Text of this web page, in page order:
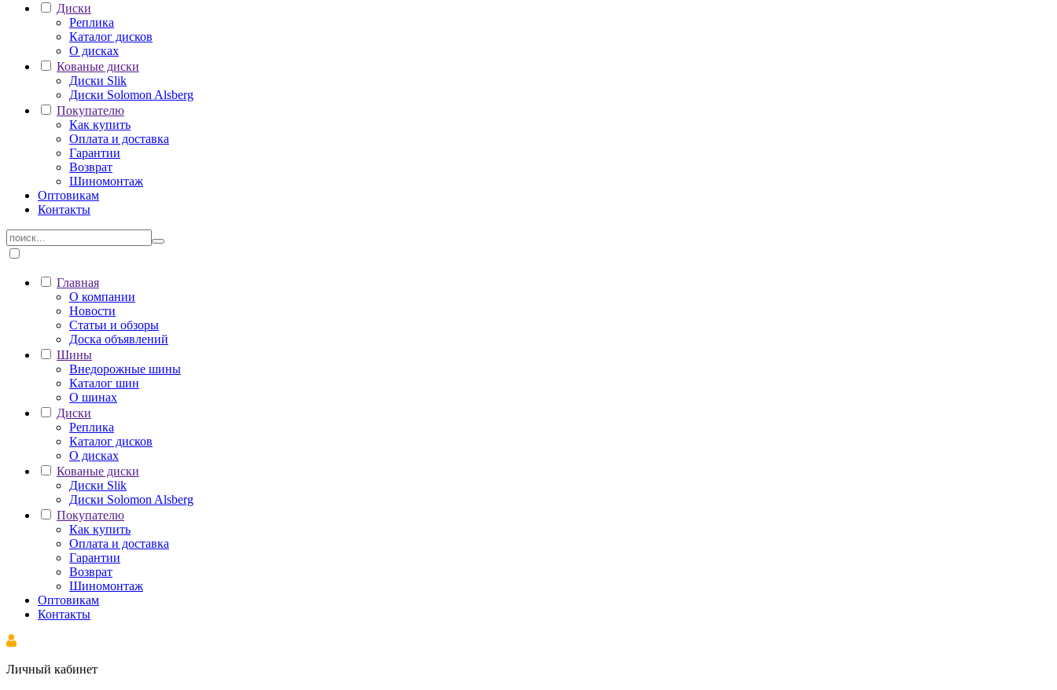
Диски
Реплика
Каталог дисков
О дисках
Кованые диски
Диски Slik
Диски Solomon Alsberg
Покупателю
Как купить
Оплата и доставка
Гарантии
Возврат
Шиномонтаж
Оптовикам
Контакты
Главная
О компании
Новости
Статьи и обзоры
Доска объявлений
Шины
Внедорожные шины
Каталог шин
О шинах
Диски
Реплика
Каталог дисков
О дисках
Кованые диски
Диски Slik
Диски Solomon Alsberg
Покупателю
Как купить
Оплата и доставка
Гарантии
Возврат
Шиномонтаж
Оптовикам
Контакты
Личный кабинет